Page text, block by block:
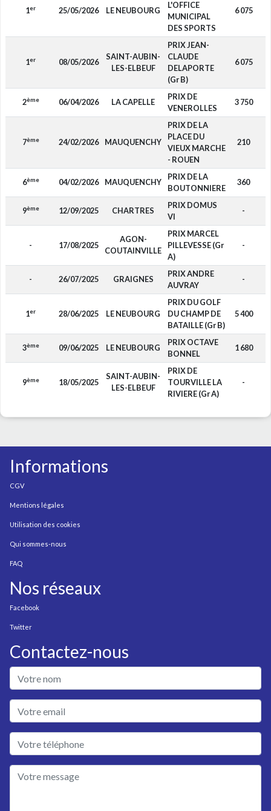
1er 25/05/2026 LE NEUBOURG
L'OFFICE
MUNICIPAL
DES SPORTS
6 075
1er 08/05/2026
SAINT-AUBIN-
LES-ELBEUF
PRIX JEAN-
CLAUDE
DELAPORTE
(Gr B)
6 075
2ème 06/04/2026 LA CAPELLE
PRIX DE
VENEROLLES
3 750
7ème 24/02/2026 MAUQUENCHY
PRIX DE LA
PLACE DU
VIEUX MARCHE
- ROUEN
210
6ème 04/02/2026 MAUQUENCHY
PRIX DE LA
BOUTONNIERE
360
9ème 12/09/2025 CHARTRES
PRIX DOMUS
VI
-
- 17/08/2025
AGON-
COUTAINVILLE
PRIX MARCEL
PILLEVESSE (Gr
A)
-
- 26/07/2025 GRAIGNES
PRIX ANDRE
AUVRAY
-
1er 28/06/2025 LE NEUBOURG
PRIX DU GOLF
DU CHAMP DE
BATAILLE (Gr B)
5 400
3ème 09/06/2025 LE NEUBOURG
PRIX OCTAVE
BONNEL
1 680
9ème 18/05/2025
SAINT-AUBIN-
LES-ELBEUF
PRIX DE
TOURVILLE LA
RIVIERE (Gr A)
-
Informations
CGV
Mentions légales
Utilisation des cookies
Qui sommes-nous
FAQ
Nos réseaux
Facebook
Twitter
Contactez-nous